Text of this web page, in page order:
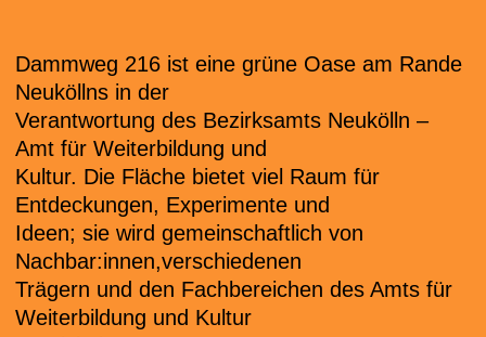
Dammweg 216 ist eine grüne Oase am Rande
Neuköllns in der
Verantwortung des Bezirksamts Neukölln –
Amt für Weiterbildung und
Kultur. Die Fläche bietet viel Raum für
Entdeckungen, Experimente und
Ideen; sie wird gemeinschaftlich von
Nachbar:innen,verschiedenen
Trägern und den Fachbereichen des Amts für
Weiterbildung und Kultur